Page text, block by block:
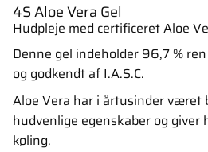
4S Aloe Vera Gel
Hudpleje med certificeret Aloe
Denne gel indeholder 96,7 %
og godkendt af I.A.S.C.
Aloe Vera har i årtusinder været
hudvenlige egenskaber og giver
køling.